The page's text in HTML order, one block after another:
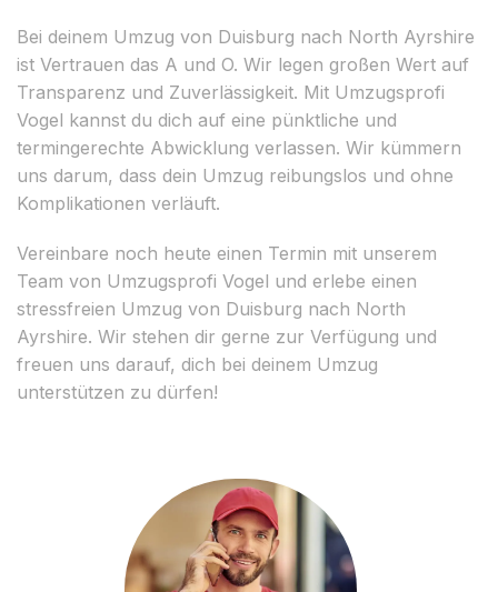
Bei deinem Umzug von Duisburg nach North Ayrshire
ist Vertrauen das A und O. Wir legen großen Wert auf
Transparenz und Zuverlässigkeit. Mit Umzugsprofi
Vogel kannst du dich auf eine pünktliche und
termingerechte Abwicklung verlassen. Wir kümmern
uns darum, dass dein Umzug reibungslos und ohne
Komplikationen verläuft.
Vereinbare noch heute einen Termin mit unserem
Team von Umzugsprofi Vogel und erlebe einen
stressfreien Umzug von Duisburg nach North
Ayrshire. Wir stehen dir gerne zur Verfügung und
freuen uns darauf, dich bei deinem Umzug
unterstützen zu dürfen!